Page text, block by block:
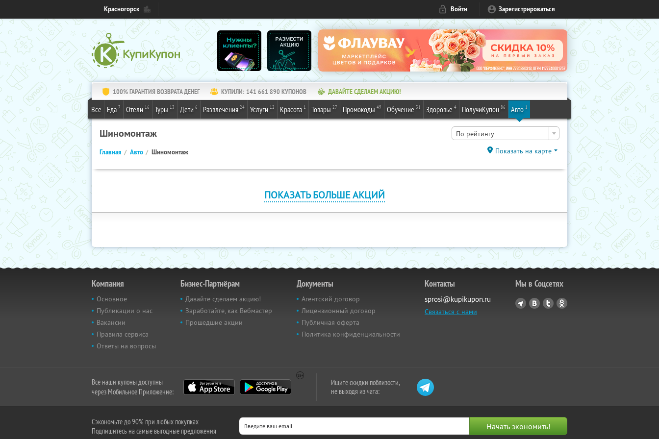
Красногорск Войти Зарегистрироваться
100% ГАРАНТИЯ ВОЗВРАТА ДЕНЕГ КУПИЛИ: 141 661 890КУПОНОВ ДАВАЙТЕ СДЕЛАЕМ АКЦИЮ!
Все Еда 7 Отели 16 Туры 13 Дети 6 Развлечения 24 Услуги 12 Красота 1 Товары 27 Промокоды 49 Обучение 31 Здоровье 4 ПолучиКупон 86 Авто 1
Шиномонтаж По рейтингу
Главная Авто Шиномонтаж Показать на карте
ПОКАЗАТЬ БОЛЬШЕ АКЦИЙ
Компания
Основное
Публикации о нас
Вакансии
Правила сервиса
Ответы на вопросы
Бизнес-Партнёрам
Давайте сделаем акцию!
Заработайте, как Вебмастер
Прошедшие акции
Документы
Агентский договор
Лицензионный договор
Публичная оферта
Политика конфиденциальности
Контакты
sprosi@kupikupon.ru
Связаться с нами
Мы в Соцсетях
Все наши купоны доступны
через Мобильное Приложение:
Ищите скидки поблизости,
не выходя из чата:
Сэкономьте до 90% при любых покупках
Подпишитесь на самые выгодные предложения